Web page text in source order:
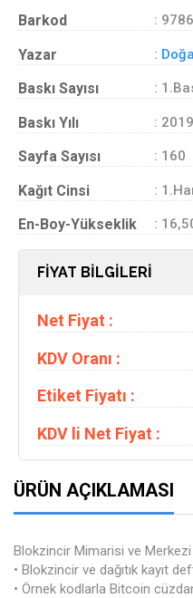
Barkod :
Yazar :
Baskı Sayısı :
Baskı Yılı : 2019
Sayfa Sayısı : 160
Kağıt Cinsi :
En-Boy-Yükseklik :
FİYAT BİLGİLERİ
Net Fiyat :
KDV Oranı :
Etiket Fiyatı :
KDV li Net Fiyat :
ÜRÜN AÇIKLAMASI
Blokzincir Mimarisi ve
• Blokzincir ve dağıtık kayıt
• Örnek kodlarla Bitcoin